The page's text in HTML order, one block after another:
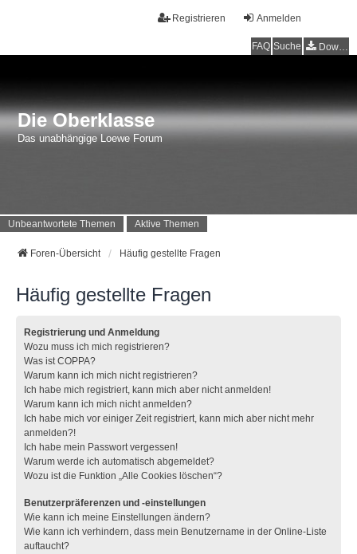
Anmelden
Registrieren
FAQ Suche Downloads
Die Oberklasse
Das unabhängige Loewe Forum
Unbeantwortete Themen Aktive Themen
Foren-Übersicht Häufig gestellte Fragen
Häufig gestellte Fragen
Registrierung und Anmeldung
Wozu muss ich mich registrieren?
Was ist COPPA?
Warum kann ich mich nicht registrieren?
Ich habe mich registriert, kann mich aber nicht anmelden!
Warum kann ich mich nicht anmelden?
Ich habe mich vor einiger Zeit registriert, kann mich aber nicht mehr
anmelden?!
Ich habe mein Passwort vergessen!
Warum werde ich automatisch abgemeldet?
Wozu ist die Funktion „Alle Cookies löschen“?
Benutzerpräferenzen und -einstellungen
Wie kann ich meine Einstellungen ändern?
Wie kann ich verhindern, dass mein Benutzername in der Online-Liste
auftaucht?